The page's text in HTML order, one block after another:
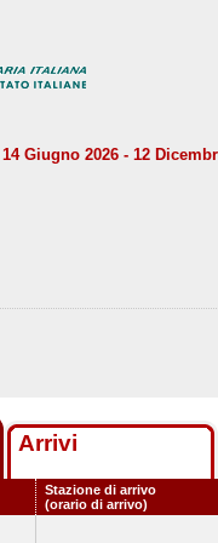
Giugno 2026 - 12
Arrivi
Stazione di arrivo
(orario di arrivo)